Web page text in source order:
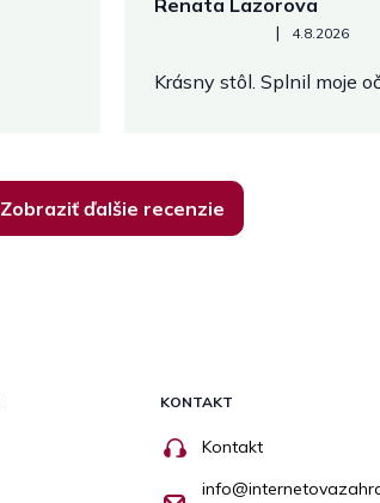
Renata Lazorova
Hodnotenie obchodu je 5 z
| 4.8.2026
Krásny stôl. Splnil moje
Zobraziť ďalšie recenzie
KONTAKT
Kontakt
info@